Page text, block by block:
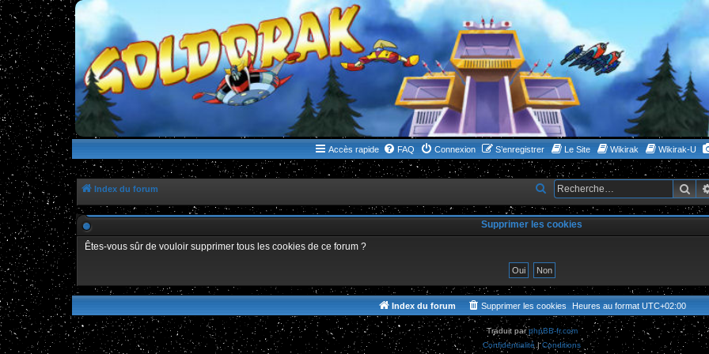
WWW.GOLDORAKGO.COM
le site de la Lune Rouge
Accès rapide FAQ Connexion S’enregistrer Le Site Wikirak Wikirak-U
Index du forum
e
c
e
c
h
e
Supprimer les cookies
Êtes-vous sûr de vouloir supprimer tous les cookies de ce forum ?
Index du forum Heures au format UTC+02:00
Supprimer les cookies
Traduit parphpBB-fr.com
Confidentialité |Conditions